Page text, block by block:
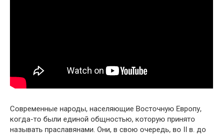
Современные народы, населяющие Восточную Европу,
когда-то были единой общностью, которую принято
называть праславянами. Они, в свою очередь, во II в. до